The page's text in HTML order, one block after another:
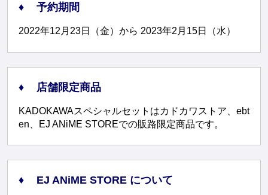
予約期間
2022年12月23日（金）から 2023年2月15日（水）
店舗限定商品
KADOKAWAスペシャルセットはカドカワストア、ebt
en、EJ ANiME STOREでの販路限定商品です。
EJ ANiME STORE について